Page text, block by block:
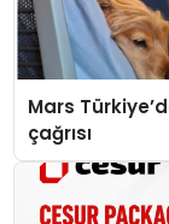
Mars
çağrısı